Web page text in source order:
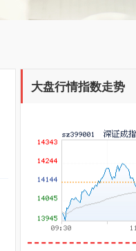
大盘行情指数走势
深证成指 14110.12
沪深300